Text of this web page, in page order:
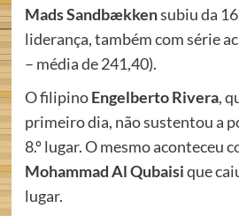
Mads Sandbækkensubiu da
liderança, também com série
– média de 241,40).
O filipinoEngelberto Rivera,
primeiro dia, não sustentou a
8.º lugar. O mesmo aconteceu
Mohammad Al Qubaisique
lugar.